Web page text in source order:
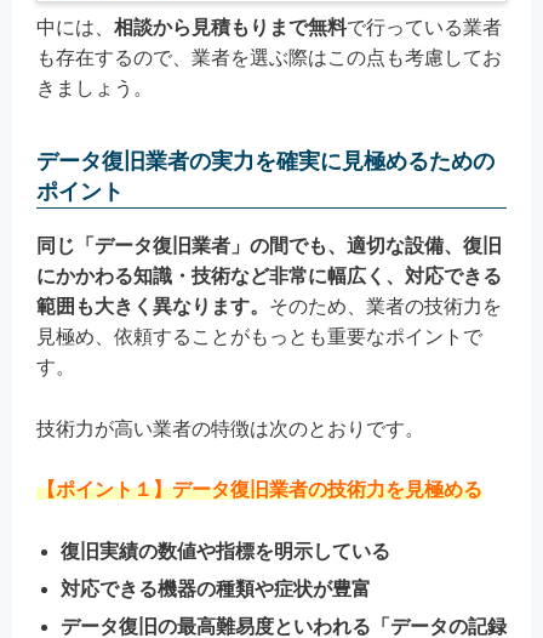
中には、 相談から見積もりまで無料で行っている業者
も存在するので、業者を選ぶ際はこの点も考慮してお
きましょう。
データ復旧業者の実力を確実に見極めるための
ポイント
同じ「データ復旧業者」の間でも、適切な設備、復旧
にかかわる知識・技術など非常に幅広く、対応できる
範囲も大きく異なります。 そのため、業者の技術力を
見極め、依頼することがもっとも重要なポイントで
す。
技術力が高い業者の特徴は次のとおりです。
【ポイント１】データ復旧業者の技術力を見極める
復旧実績の数値や指標を明示している
対応できる機器の種類や症状が豊富
データ復旧の最高難易度といわれる「データの記録